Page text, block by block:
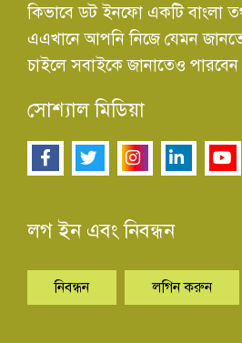
কিভাবে ডট ইনফো একটি বাংলা
এএখানে আপনি নিজে যেমন
চাইলে সবাইকে জানাতেও
সোশ্যাল মিডিয়া
লগ ইন এবং নিবন্ধন
নিবন্ধন লগিন করুন